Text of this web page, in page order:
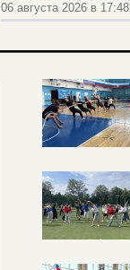
06 августа 2026 в 17:48